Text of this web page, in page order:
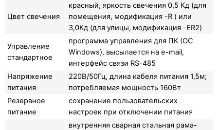
Цвет свечения
красный, яркость свечения 0,5 Кд (для
помещения, модификация -R ) или
3,0Кд (для улицы, модификация -ER2)
Управление
стандартное
программа управления для ПК (ОС
Windows), высылается на e-mail,
интерфейс связи RS-485
Напряжение
питания
220В/50Гц, длина кабеля питания 1,5м;
потребляемая мощность 160Вт
Резервное
питание
сохранение пользовательских
настроек при отключении питания
внутренняя сварная стальная рама-